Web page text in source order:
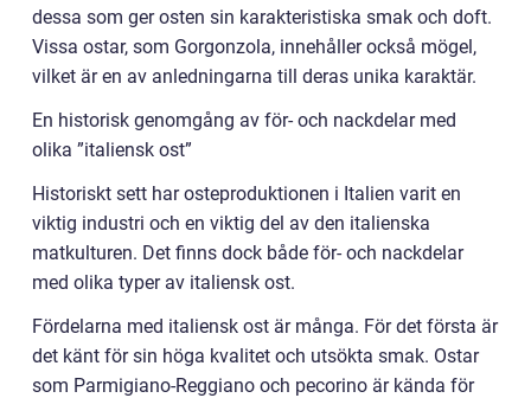
dessa som ger osten sin karakteristiska smak och doft.
Vissa ostar, som Gorgonzola, innehåller också mögel,
vilket är en av anledningarna till deras unika karaktär.
En historisk genomgång av för- och nackdelar med
olika ”italiensk ost”
Historiskt sett har osteproduktionen i Italien varit en
viktig industri och en viktig del av den italienska
matkulturen. Det finns dock både för- och nackdelar
med olika typer av italiensk ost.
Fördelarna med italiensk ost är många. För det första är
det känt för sin höga kvalitet och utsökta smak. Ostar
som Parmigiano-Reggiano och pecorino är kända för